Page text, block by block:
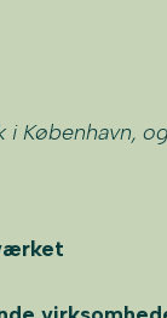
København,